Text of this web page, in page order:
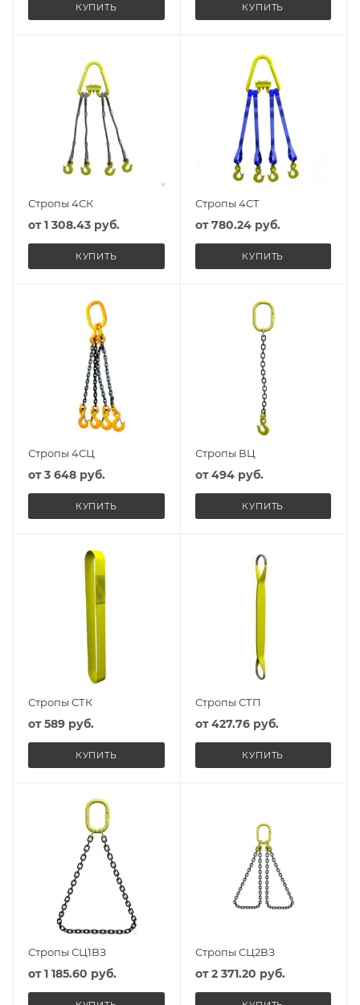
КУПИТЬ КУПИТЬ
Стропы 4СК
от1 308.43 руб.
КУПИТЬ
Стропы 4СТ
от780.24 руб.
КУПИТЬ
Стропы 4СЦ
от3 648 руб.
КУПИТЬ
Стропы ВЦ
от494 руб.
КУПИТЬ
Стропы СТК
от589 руб.
КУПИТЬ
Стропы СТП
от427.76 руб.
КУПИТЬ
Стропы СЦ1ВЗ
от1 185.60 руб.
Стропы СЦ2ВЗ
от2 371.20 руб.